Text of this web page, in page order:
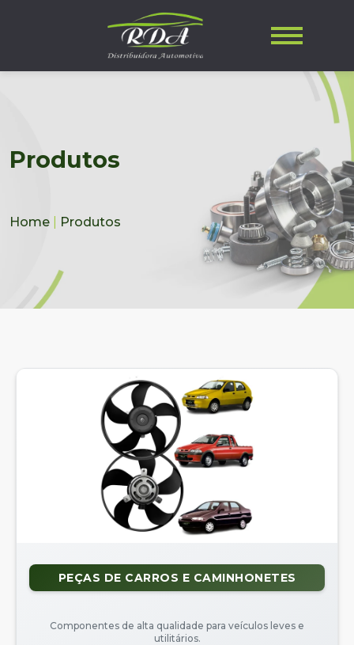
Produtos
Home Produtos
PEÇAS DE CARROS E CAMINHONETES
Componentes de alta qualidade para veículos leves e
utilitários.